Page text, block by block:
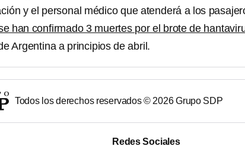
y el personal médico que atenderá a los
han confirmado 3 muertes por el brote de
Argentina a principios de abril.
Todos los derechos reservados © 2026Grupo SDP
Redes Sociales